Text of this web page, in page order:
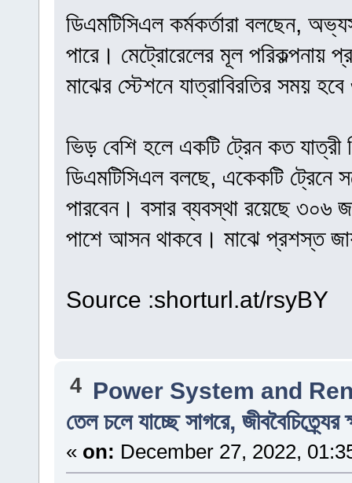
ডিএমটিসিএল কর্মকর্তারা বলছেন,
পারে। মেট্রোরেলের মূল পরিকল্পনায়
মাঝের স্টেশনে যাত্রাবিরতির সময়
ভিড় বেশি হলে একটি ট্রেন কত
ডিএমটিসিএল বলছে, একেকটি ট্রেনে
পারবেন। বসার ব্যবস্থা রয়েছে ৩০৬
পাশে আসন থাকবে। মাঝে প্রশস্ত
Source :shorturl.at/rsyBY
4 Power System and
তেল চলে যাচ্ছে সাগরে, জীববৈচিত্র্যের
« on: December 27, 2022,